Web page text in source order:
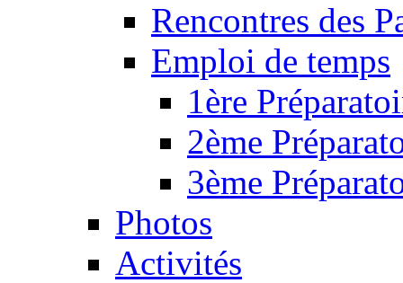
Rencontres des
Emploi de temps
1ère
2ème
3ème
Photos
Activités